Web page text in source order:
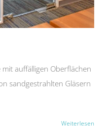
mit auffälligen Oberflächen
sandgestrahlten Gläsern
Weiterlesen